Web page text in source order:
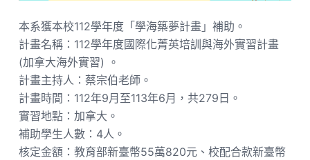
本系獲本校112學年度「學海築夢計畫」補助。
計畫名稱：112學年度國際化菁英培訓與海外實習計畫
(加拿大海外實習) 。
計畫主持人：蔡宗伯老師。
計畫時間：112年9月至113年6月，共279日。
實習地點：加拿大。
補助學生人數：4人。
核定金額：教育部新臺幣55萬820元、校配合款新臺幣